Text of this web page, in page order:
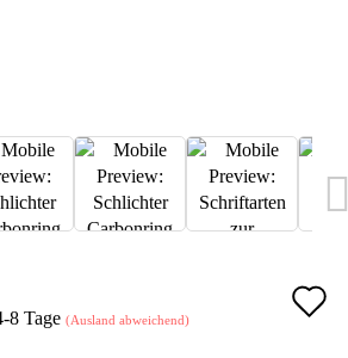
8 Tage (Ausland abweichend)